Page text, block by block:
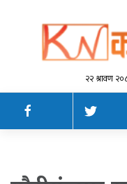
२२ श्रावण